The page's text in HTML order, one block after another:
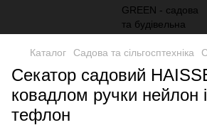
Каталог Садова та сільгосптехніка
Секатор садовий
ковадлом ручки нейлон
тефлон